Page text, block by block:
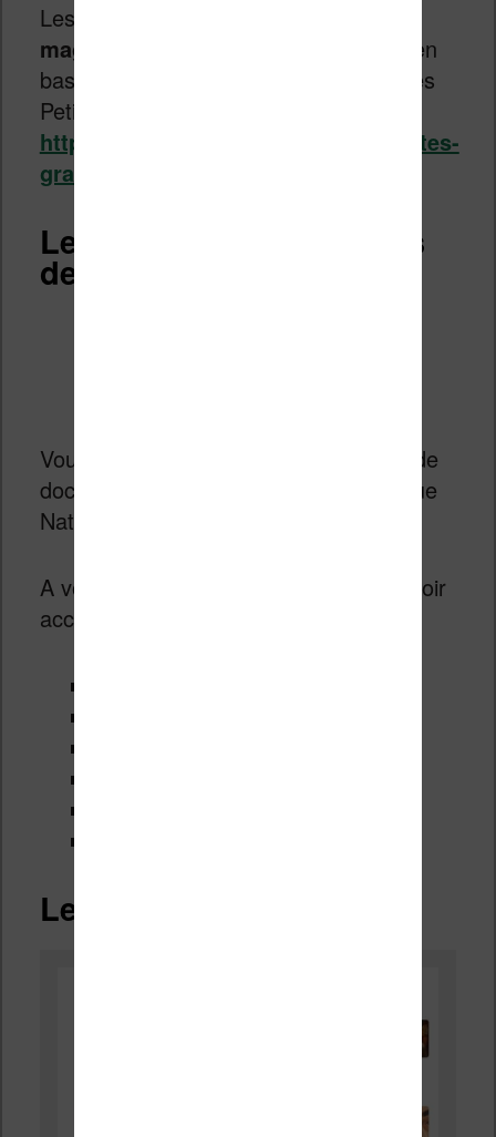
Les éditions Milan proposent des
magazines gratuits
pour les enfants en
bas âge (Toupi, Picoti, Histoires pour les
Petits, Wakou ou J’Apprendre à Lire) :
https://www.milanpresse.com/activites-
gratuites/magazines-5-ans
Les archives numériques
de la BnF
Vous pouvez fouillez dans les millions de
documents numérisés de la Bibliothèque
Nationale de France :
A voir aussi les sites de la BnF pour avoir
accès à des livres :
Les musées